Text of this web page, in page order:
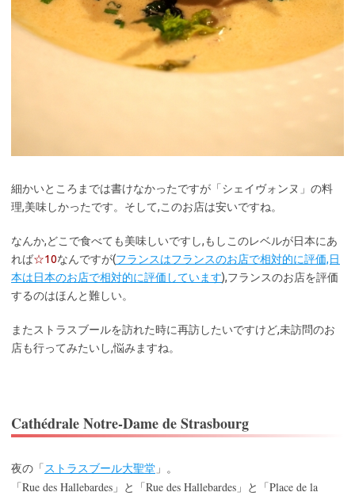
細かいところまでは書けなかったですが「シェイヴォンヌ」の料
理,美味しかったです。そして,このお店は安いですね。
なんか,どこで食べても美味しいですし,もしこのレベルが日本にあ
れば☆10なんですが(フランスはフランスのお店で相対的に評価,日
本は日本のお店で相対的に評価しています),フランスのお店を評価
するのはほんと難しい。
またストラスブールを訪れた時に再訪したいですけど,未訪問のお
店も行ってみたいし,悩みますね。
Cathédrale Notre-Dame de Strasbourg
夜の「ストラスブール大聖堂 」。
「Rue des Hallebardes 」と「Rue des Hallebardes 」と「Place de la